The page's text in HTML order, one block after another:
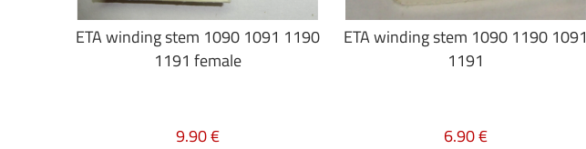
ETA winding stem 1090 1091 1190
1191 female
9.90 €
ETA winding stem 1090 1190 1091
1191
6.90 €